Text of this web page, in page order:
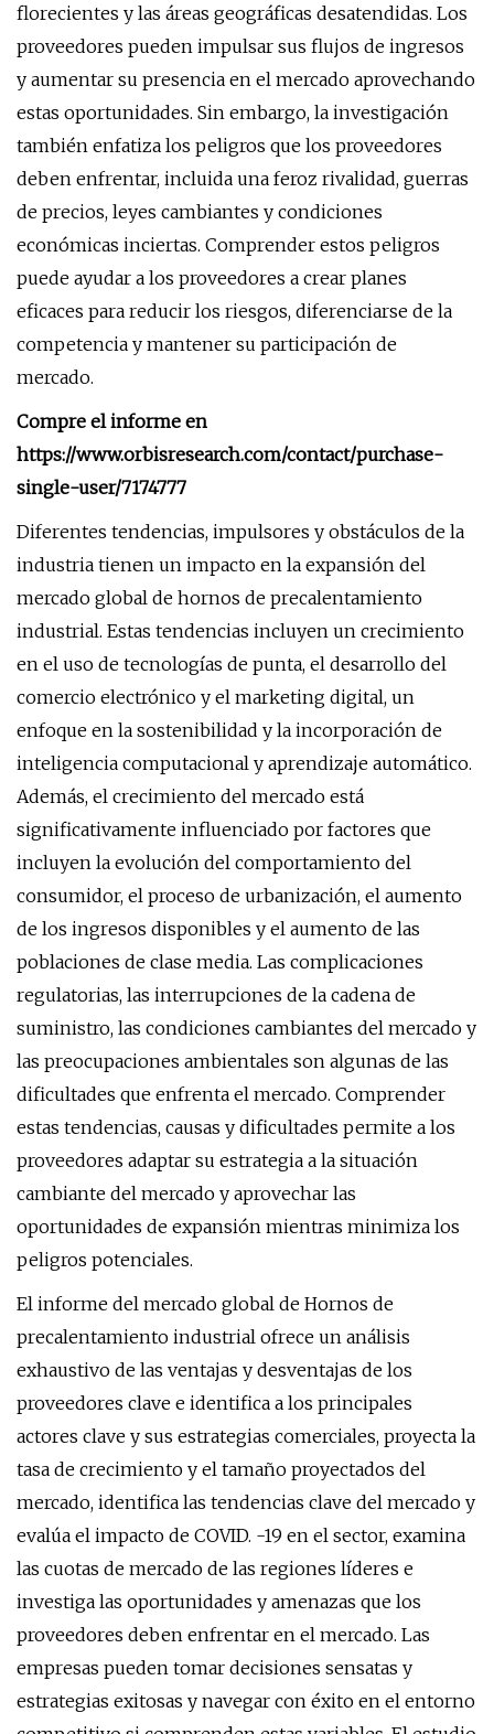
florecientes y las áreas geográficas desatendidas. Los
proveedores pueden impulsar sus flujos de ingresos
y aumentar su presencia en el mercado aprovechando
estas oportunidades. Sin embargo, la investigación
también enfatiza los peligros que los proveedores
deben enfrentar, incluida una feroz rivalidad, guerras
de precios, leyes cambiantes y condiciones
económicas inciertas. Comprender estos peligros
puede ayudar a los proveedores a crear planes
eficaces para reducir los riesgos, diferenciarse de la
competencia y mantener su participación de
mercado.
Compre el informe en
https://www.orbisresearch.com/contact/purchase-
single-user/7174777
Diferentes tendencias, impulsores y obstáculos de la
industria tienen un impacto en la expansión del
mercado global de hornos de precalentamiento
industrial. Estas tendencias incluyen un crecimiento
en el uso de tecnologías de punta, el desarrollo del
comercio electrónico y el marketing digital, un
enfoque en la sostenibilidad y la incorporación de
inteligencia computacional y aprendizaje automático.
Además, el crecimiento del mercado está
significativamente influenciado por factores que
incluyen la evolución del comportamiento del
consumidor, el proceso de urbanización, el aumento
de los ingresos disponibles y el aumento de las
poblaciones de clase media. Las complicaciones
regulatorias, las interrupciones de la cadena de
suministro, las condiciones cambiantes del mercado y
las preocupaciones ambientales son algunas de las
dificultades que enfrenta el mercado. Comprender
estas tendencias, causas y dificultades permite a los
proveedores adaptar su estrategia a la situación
cambiante del mercado y aprovechar las
oportunidades de expansión mientras minimiza los
peligros potenciales.
El informe del mercado global de Hornos de
precalentamiento industrial ofrece un análisis
exhaustivo de las ventajas y desventajas de los
proveedores clave e identifica a los principales
actores clave y sus estrategias comerciales, proyecta la
tasa de crecimiento y el tamaño proyectados del
mercado, identifica las tendencias clave del mercado y
evalúa el impacto de COVID. -19 en el sector, examina
las cuotas de mercado de las regiones líderes e
investiga las oportunidades y amenazas que los
proveedores deben enfrentar en el mercado. Las
empresas pueden tomar decisiones sensatas y
estrategias exitosas y navegar con éxito en el entorno